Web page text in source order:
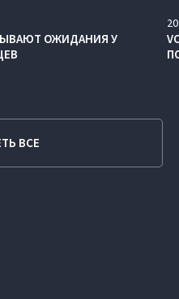
ОЖИДАНИЯ У
20
ВСЕ